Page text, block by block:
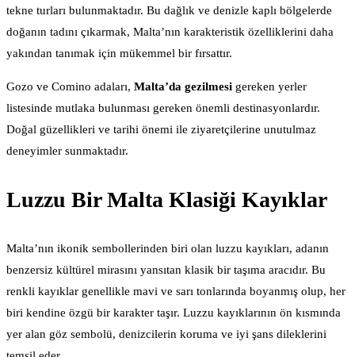
tekne turları bulunmaktadır. Bu dağlık ve denizle kaplı bölgelerde
doğanın tadını çıkarmak, Malta’nın karakteristik özelliklerini daha
yakından tanımak için mükemmel bir fırsattır.
Gozo ve Comino adaları, Malta’da gezilmesi gereken yerler
listesinde mutlaka bulunması gereken önemli destinasyonlardır.
Doğal güzellikleri ve tarihi önemi ile ziyaretçilerine unutulmaz
deneyimler sunmaktadır.
Luzzu Bir Malta Klasiği Kayıklar
Malta’nın ikonik sembollerinden biri olan luzzu kayıkları, adanın
benzersiz kültürel mirasını yansıtan klasik bir taşıma aracıdır. Bu
renkli kayıklar genellikle mavi ve sarı tonlarında boyanmış olup, her
biri kendine özgü bir karakter taşır. Luzzu kayıklarının ön kısmında
yer alan göz sembolü, denizcilerin koruma ve iyi şans dileklerini